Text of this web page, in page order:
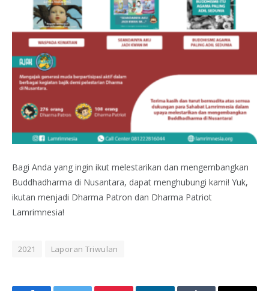
Bagi Anda yang ingin ikut melestarikan dan mengembangkan
Buddhadharma di Nusantara, dapat menghubungi kami! Yuk,
ikutan menjadi Dharma Patron dan Dharma Patriot
Lamrimnesia!
2021 Laporan Triwulan